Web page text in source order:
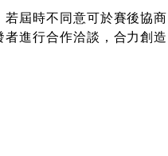
屆時不同意可於賽後協商
進行合作洽談，合力創造